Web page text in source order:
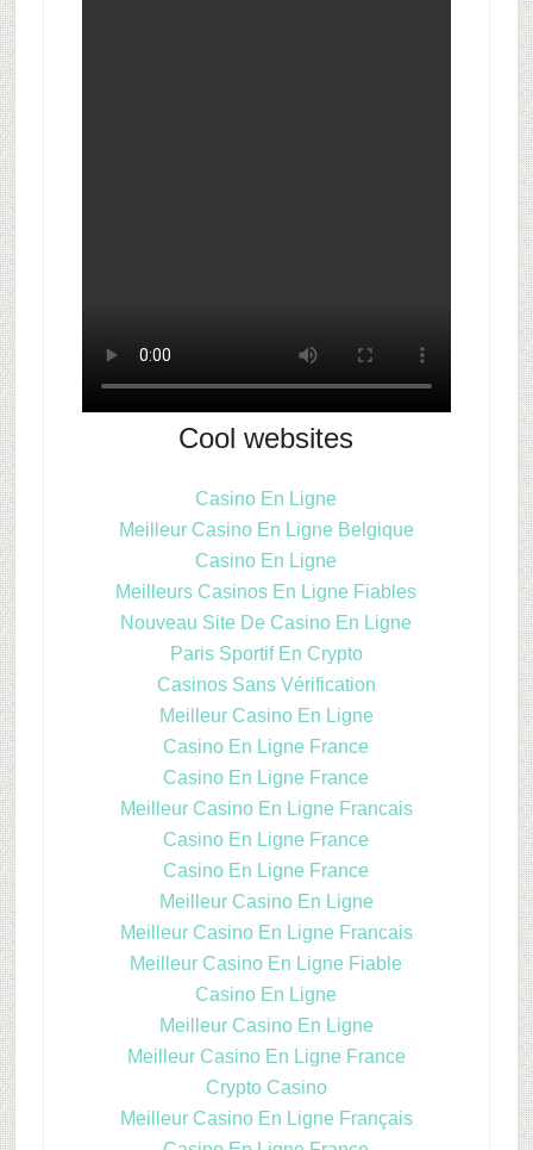
Cool websites
Casino En Ligne
Meilleur Casino En Ligne Belgique
Casino En Ligne
Meilleurs Casinos En Ligne Fiables
Nouveau Site De Casino En Ligne
Paris Sportif En Crypto
Casinos Sans Vérification
Meilleur Casino En Ligne
Casino En Ligne France
Casino En Ligne France
Meilleur Casino En Ligne Francais
Casino En Ligne France
Casino En Ligne France
Meilleur Casino En Ligne
Meilleur Casino En Ligne Francais
Meilleur Casino En Ligne Fiable
Casino En Ligne
Meilleur Casino En Ligne
Meilleur Casino En Ligne France
Crypto Casino
Meilleur Casino En Ligne Français